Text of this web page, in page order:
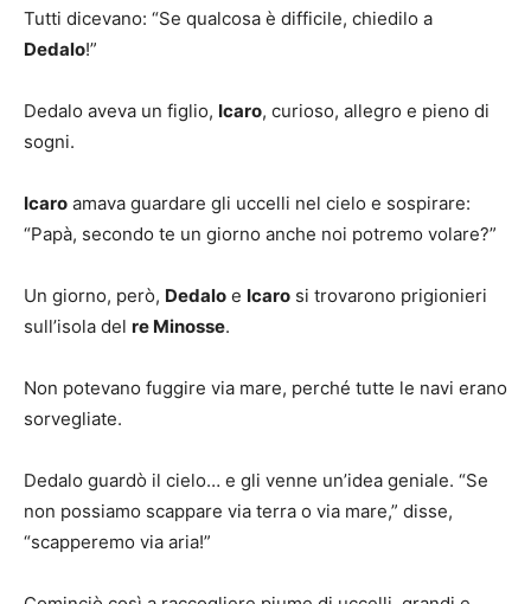
Tutti dicevano: “Se qualcosa è difficile, chiedilo a
Dedalo!”
Dedalo aveva un figlio, Icaro, curioso, allegro e pieno di
sogni.
Icaro amava guardare gli uccelli nel cielo e sospirare:
“Papà, secondo te un giorno anche noi potremo volare?”
Un giorno, però, Dedalo e Icaro si trovarono prigionieri
sull’isola del re Minosse.
Non potevano fuggire via mare, perché tutte le navi erano
sorvegliate.
Dedalo guardò il cielo… e gli venne un’idea geniale. “Se
non possiamo scappare via terra o via mare,” disse,
“scapperemo via aria!”